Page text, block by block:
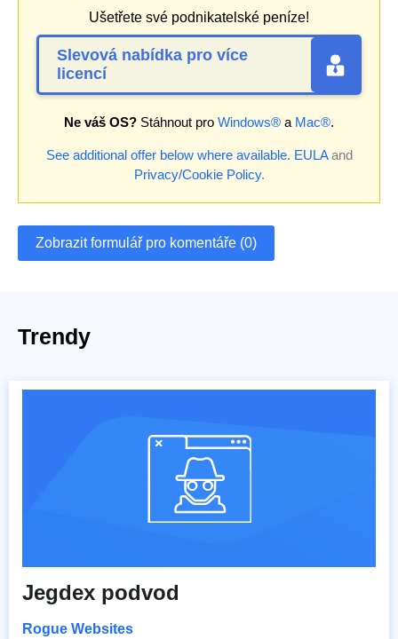
Ušetřete své podnikatelské peníze!
Slevová nabídka pro více
licencí
Ne váš OS? Stáhnout pro Windows® a Mac®.
See additional offer below where available. EULAand
Privacy/Cookie Policy.
Zobrazit formulář pro komentáře (0)
Trendy
Jegdex podvod
Rogue Websites